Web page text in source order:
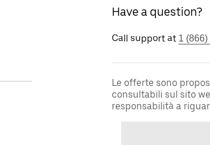
Have a question?
Call support at 1
Le offerte sono
consultabili sul sito
responsabilità a